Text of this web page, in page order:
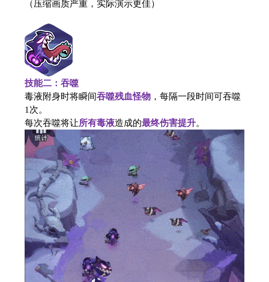
（压缩画质严重，实际演示更佳）
技能二：吞噬
毒液附身时将瞬间吞噬残血怪物，每隔一段时间可吞噬
1次。
每次吞噬将让所有毒液造成的最终伤害提升。